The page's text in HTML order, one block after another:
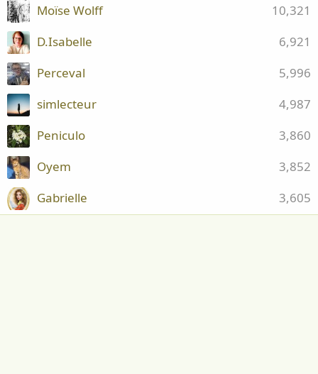
10,321
Moïse Wolff
6,921
D.Isabelle
5,996
Perceval
4,987
simlecteur
3,860
Peniculo
3,852
Oyem
3,605
Gabrielle